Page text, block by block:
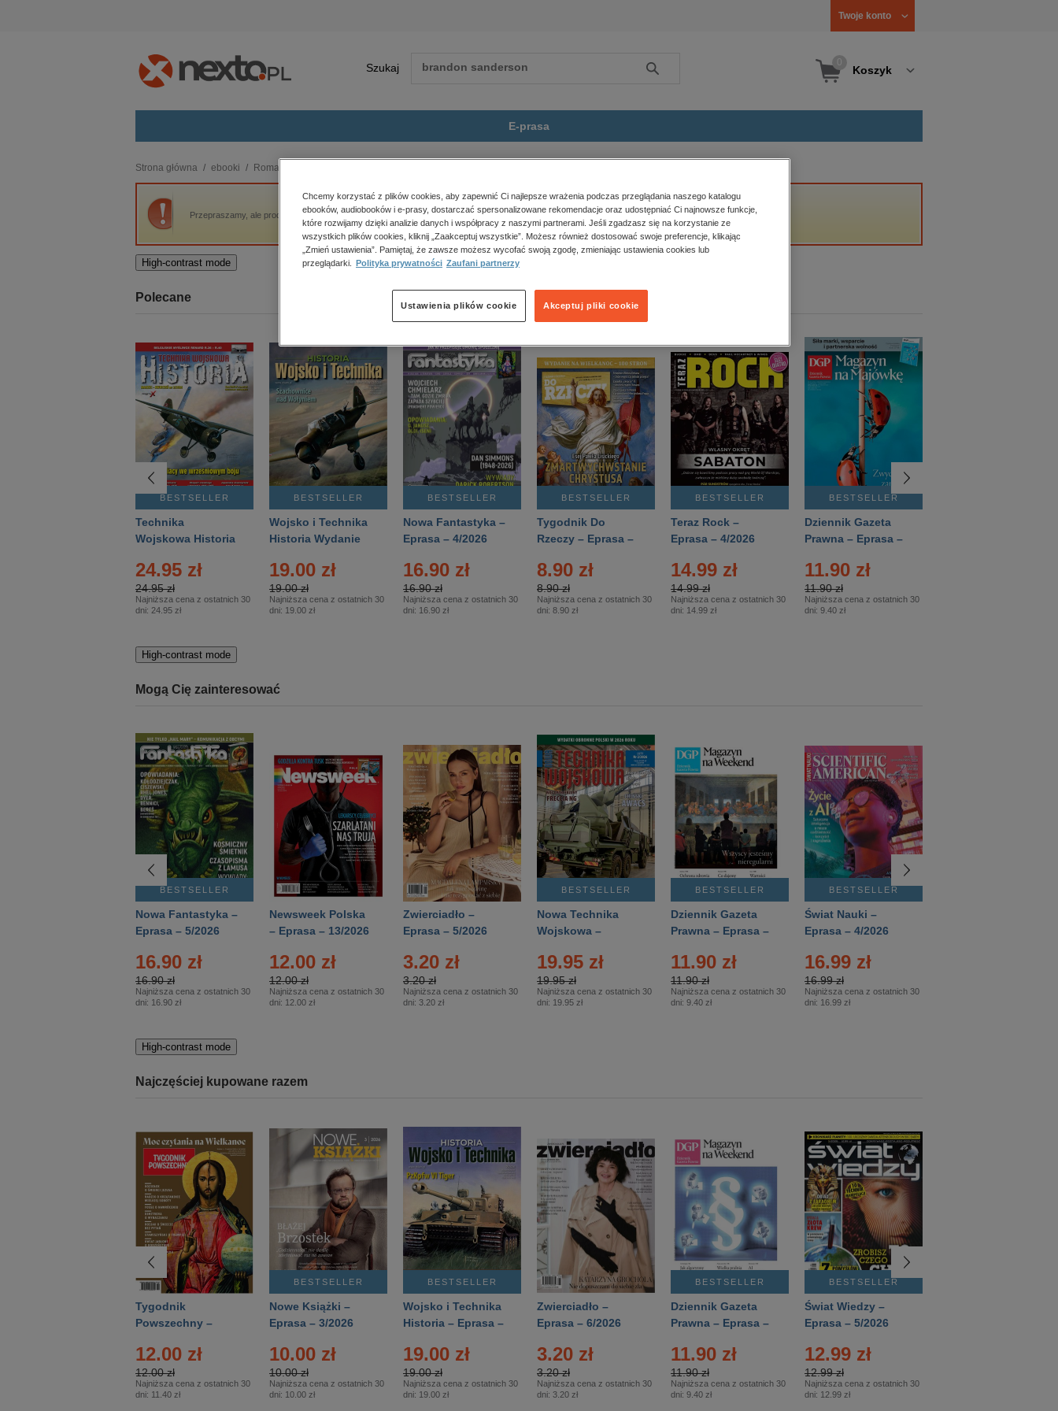
Twoje konto
Szukaj Szukaj Koszyk
E-prasa
budownictwo, aranżacja wnętrz
biznesowe, branżowe, gospodarka
darmowe wydania
edukacja
kobiece, lifestyle, kultura
polityka, społeczno-informacyjne
psychologiczne
inne
popularno-naukowe
historia
zdrowie
religie
Strona główna ebooki Romans i erotyka
Przepraszamy, ale produkt „Długo i szczęśliwie Tom 1: Mine to have. Długo i szczęśliwie. Tom 1” nie jest dostępny.
High-contrast mode
Polecane
BESTSELLER
Technika
Wojskowa Historia
24.95 zł
24.95 zł
Najniższa cena z ostatnich 30
dni: 24.95 zł
BESTSELLER
Wojsko i Technika
Historia Wydanie
– 2/2026
19.00 zł
19.00 zł
Najniższa cena z ostatnich 30
dni: 19.00 zł
BESTSELLER
Nowa Fantastyka –
Eprasa – 4/2026
16.90 zł
16.90 zł
Najniższa cena z ostatnich 30
dni: 16.90 zł
BESTSELLER
Tygodnik Do
Rzeczy – Eprasa –
8.90 zł
8.90 zł
Najniższa cena z ostatnich 30
dni: 8.90 zł
BESTSELLER
Teraz Rock –
Eprasa – 4/2026
14.99 zł
14.99 zł
Najniższa cena z ostatnich 30
dni: 14.99 zł
BESTSELLER
Dziennik Gazeta
Prawna – Eprasa –
11.90 zł
11.90 zł
Najniższa cena z ostatnich 30
dni: 9.40 zł
High-contrast mode
Mogą Cię zainteresować
BESTSELLER
Nowa Fantastyka –
Eprasa – 5/2026
16.90 zł
16.90 zł
Najniższa cena z ostatnich 30
dni: 16.90 zł
Newsweek Polska
– Eprasa – 13/2026
12.00 zł
12.00 zł
Najniższa cena z ostatnich 30
dni: 12.00 zł
Zwierciadło –
Eprasa – 5/2026
3.20 zł
3.20 zł
Najniższa cena z ostatnich 30
dni: 3.20 zł
BESTSELLER
Nowa Technika
Wojskowa –
19.95 zł
19.95 zł
Najniższa cena z ostatnich 30
dni: 19.95 zł
BESTSELLER
Dziennik Gazeta
Prawna – Eprasa –
11.90 zł
11.90 zł
Najniższa cena z ostatnich 30
dni: 9.40 zł
BESTSELLER
Świat Nauki –
Eprasa – 4/2026
16.99 zł
16.99 zł
Najniższa cena z ostatnich 30
dni: 16.99 zł
High-contrast mode
Najczęściej kupowane razem
Tygodnik
Powszechny –
12.00 zł
12.00 zł
Najniższa cena z ostatnich 30
dni: 11.40 zł
BESTSELLER
Nowe Książki –
Eprasa – 3/2026
10.00 zł
10.00 zł
Najniższa cena z ostatnich 30
dni: 10.00 zł
BESTSELLER
Wojsko i Technika
Historia – Eprasa –
19.00 zł
19.00 zł
Najniższa cena z ostatnich 30
dni: 19.00 zł
Zwierciadło –
Eprasa – 6/2026
3.20 zł
3.20 zł
Najniższa cena z ostatnich 30
dni: 3.20 zł
BESTSELLER
Dziennik Gazeta
Prawna – Eprasa –
11.90 zł
11.90 zł
Najniższa cena z ostatnich 30
dni: 9.40 zł
BESTSELLER
Świat Wiedzy –
Eprasa – 5/2026
12.99 zł
12.99 zł
Najniższa cena z ostatnich 30
dni: 12.99 zł
Chcemy korzystać z plików cookies, aby zapewnić Ci najlepsze wrażenia podczas przeglądania naszego katalogu
ebooków, audiobooków i e-prasy, dostarczać spersonalizowane rekomendacje oraz udostępniać Ci najnowsze funkcje,
które rozwijamy dzięki analizie danych i współpracy z naszymi partnerami. Jeśli zgadzasz się na korzystanie ze
wszystkich plików cookies, kliknij „Zaakceptuj wszystkie”. Możesz również dostosować swoje preferencje, klikając
„Zmień ustawienia”. Pamiętaj, że zawsze możesz wycofać swoją zgodę, zmieniając ustawienia cookies lub
przeglądarki.
Polityka prywatności Zaufani partnerzy
Akceptuj pliki cookie
Ustawienia plików cookie